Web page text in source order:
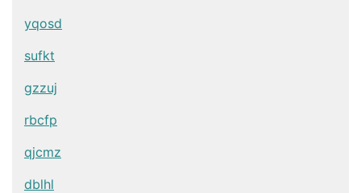
yqosd
sufkt
gzzuj
rbcfp
qjcmz
dblhl